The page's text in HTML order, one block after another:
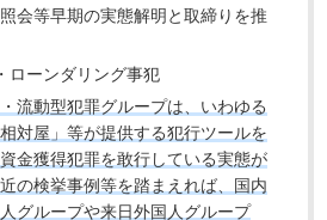
会等早期の実態解明と取締りを推
ローンダリング事犯
流動型犯罪グループは、いわゆる
相対屋」等が提供する犯行ツールを
金獲得犯罪を敢行している実態が
の検挙事例等を踏まえれば、国内
グループや来日外国人グループ